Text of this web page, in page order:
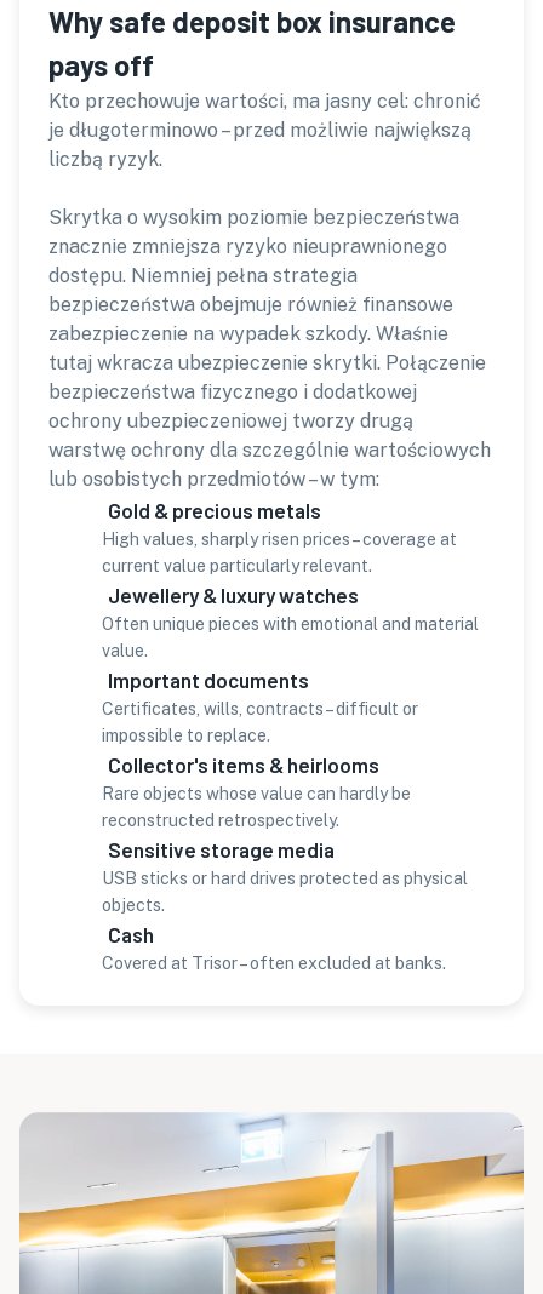
Why safe deposit box insurance
pays off
Kto przechowuje wartości, ma jasny cel: chronić
je długoterminowo – przed możliwie największą
liczbą ryzyk.
Skrytka o wysokim poziomie bezpieczeństwa
znacznie zmniejsza ryzyko nieuprawnionego
dostępu. Niemniej pełna strategia
bezpieczeństwa obejmuje również finansowe
zabezpieczenie na wypadek szkody. Właśnie
tutaj wkracza ubezpieczenie skrytki. Połączenie
bezpieczeństwa fizycznego i dodatkowej
ochrony ubezpieczeniowej tworzy drugą
warstwę ochrony dla szczególnie wartościowych
lub osobistych przedmiotów – w tym:
Gold & precious metals
High values, sharply risen prices – coverage at
current value particularly relevant.
Jewellery & luxury watches
Often unique pieces with emotional and material
value.
Important documents
Certificates, wills, contracts – difficult or
impossible to replace.
Collector's items & heirlooms
Rare objects whose value can hardly be
reconstructed retrospectively.
Sensitive storage media
USB sticks or hard drives protected as physical
objects.
Cash
Covered at Trisor – often excluded at banks.